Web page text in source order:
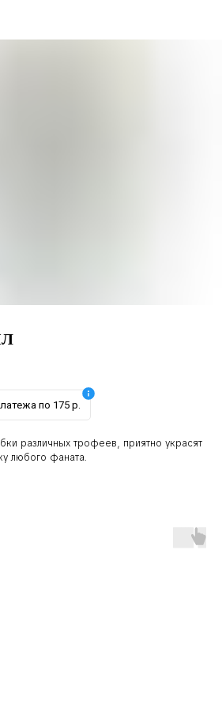
по 175 р.
различных трофеев, приятно украсят
любого фаната.